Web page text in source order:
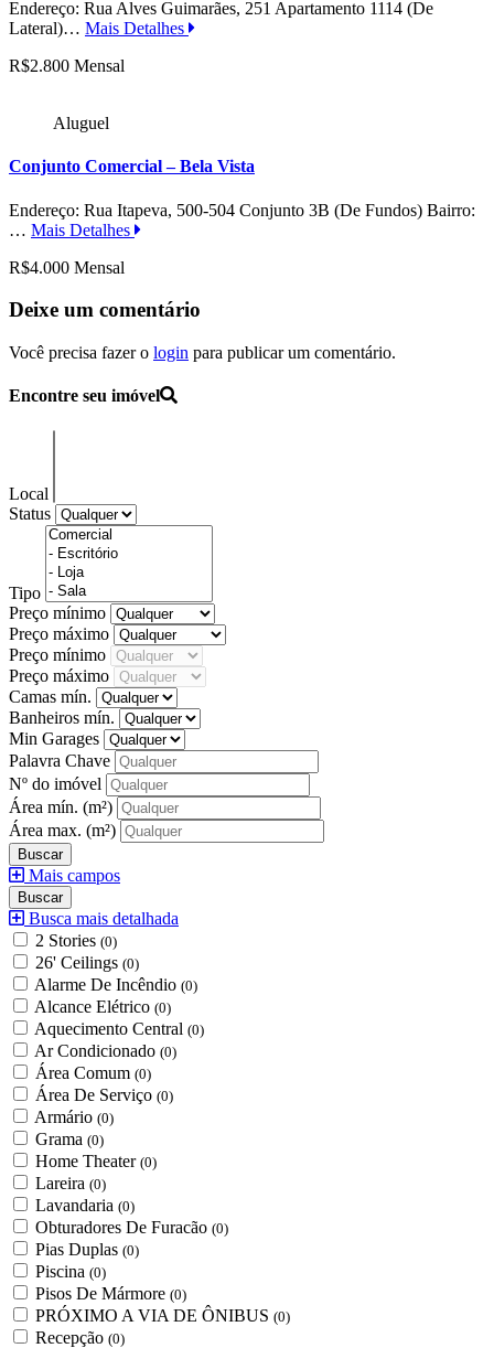
Endereço: Rua Alves Guimarães, 251 Apartamento 1114 (De
Lateral)… Mais Detalhes
R$2.800 Mensal
Aluguel
Conjunto Comercial – Bela Vista
Endereço: Rua Itapeva, 500-504 Conjunto 3B (De Fundos) Bairro:
… Mais Detalhes
R$4.000 Mensal
Deixe um comentário
Você precisa fazer o login para publicar um comentário.
Encontre seu imóvel
Local
Status
Tipo
Preço mínimo
Preço máximo
Preço mínimo
Preço máximo
Camas mín.
Banheiros mín.
Min Garages
Palavra Chave
Nº do imóvel
Área mín. (m²)
Área max. (m²)
Mais campos
Busca mais detalhada
2 Stories (0)
26' Ceilings (0)
Alarme De Incêndio (0)
Alcance Elétrico (0)
Aquecimento Central (0)
Ar Condicionado (0)
Área Comum (0)
Área De Serviço (0)
Armário (0)
Grama (0)
Home Theater (0)
Lareira (0)
Lavandaria (0)
Obturadores De Furacão (0)
Pias Duplas (0)
Piscina (0)
Pisos De Mármore (0)
PRÓXIMO A VIA DE ÔNIBUS (0)
Recepção (0)